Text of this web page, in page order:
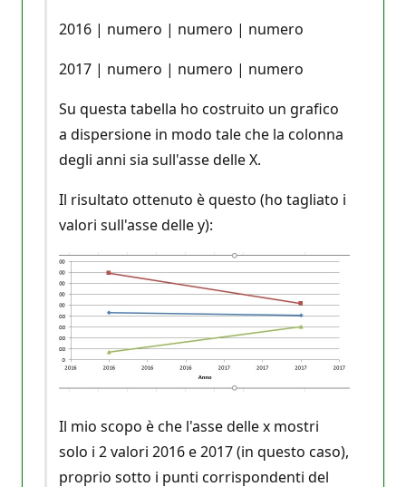
2016 | numero | numero | numero
2017 | numero | numero | numero
Su questa tabella ho costruito un grafico
a dispersione in modo tale che la colonna
degli anni sia sull'asse delle X.
Il risultato ottenuto è questo (ho tagliato i
valori sull'asse delle y):
Il mio scopo è che l'asse delle x mostri
solo i 2 valori 2016 e 2017 (in questo caso),
proprio sotto i punti corrispondenti del